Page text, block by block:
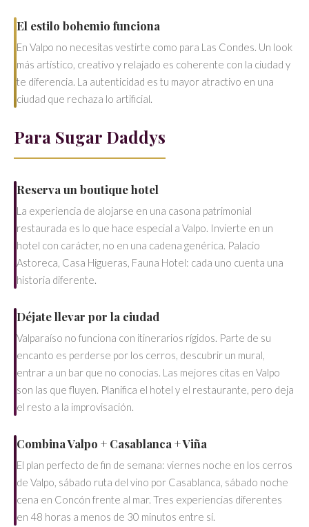
El estilo bohemio funciona
En Valpo no necesitas vestirte como para Las Condes. Un look
más artístico, creativo y relajado es coherente con la ciudad y
te diferencia. La autenticidad es tu mayor atractivo en una
ciudad que rechaza lo artificial.
Para Sugar Daddys
Reserva un boutique hotel
La experiencia de alojarse en una casona patrimonial
restaurada es lo que hace especial a Valpo. Invierte en un
hotel con carácter, no en una cadena genérica. Palacio
Astoreca, Casa Higueras, Fauna Hotel: cada uno cuenta una
historia diferente.
Déjate llevar por la ciudad
Valparaíso no funciona con itinerarios rígidos. Parte de su
encanto es perderse por los cerros, descubrir un mural,
entrar a un bar que no conocías. Las mejores citas en Valpo
son las que fluyen. Planifica el hotel y el restaurante, pero deja
el resto a la improvisación.
Combina Valpo + Casablanca + Viña
El plan perfecto de fin de semana: viernes noche en los cerros
de Valpo, sábado ruta del vino por Casablanca, sábado noche
cena en Concón frente al mar. Tres experiencias diferentes
en 48 horas a menos de 30 minutos entre sí.